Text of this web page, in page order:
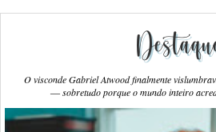
O visconde Gabriel Atwood finalmente
― sobretudo porque o mundo inteiro